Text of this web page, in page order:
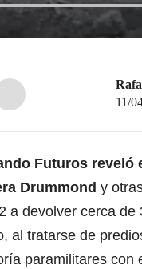
11/
Futuros reveló
Drummond y
a devolver cerca
al tratarse de
paramilitares con